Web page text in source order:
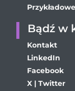
Bądź w
Kontakt
LinkedIn
Facebook
X | Twitter